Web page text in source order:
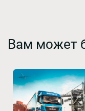
Вам может